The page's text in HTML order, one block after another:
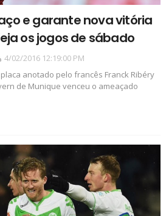
e garante nova vitória
os jogos de sábado
4/02/2016 12:19:00 PM
anotado pelo francês Franck Ribéry
de Munique venceu o ameaçado